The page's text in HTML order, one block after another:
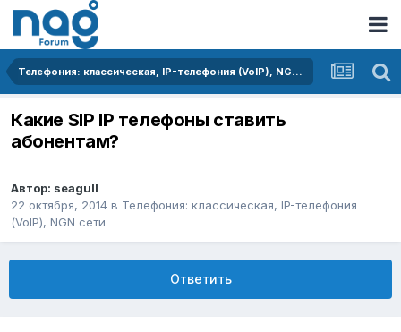
Телефония: классическая, IP-телефония (VoIP), NGN сети
Какие SIP IP телефоны ставить
абонентам?
Автор: seagull
22 октября, 2014 в Телефония: классическая, IP-телефония
(VoIP), NGN сети
Ответить